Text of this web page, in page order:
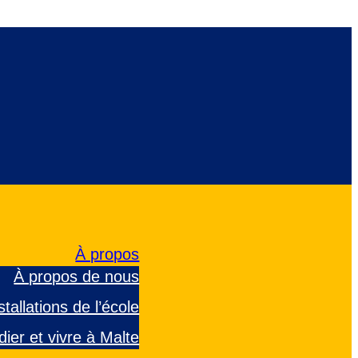
À propos
À propos de nous
de l’école
et vivre à Malte